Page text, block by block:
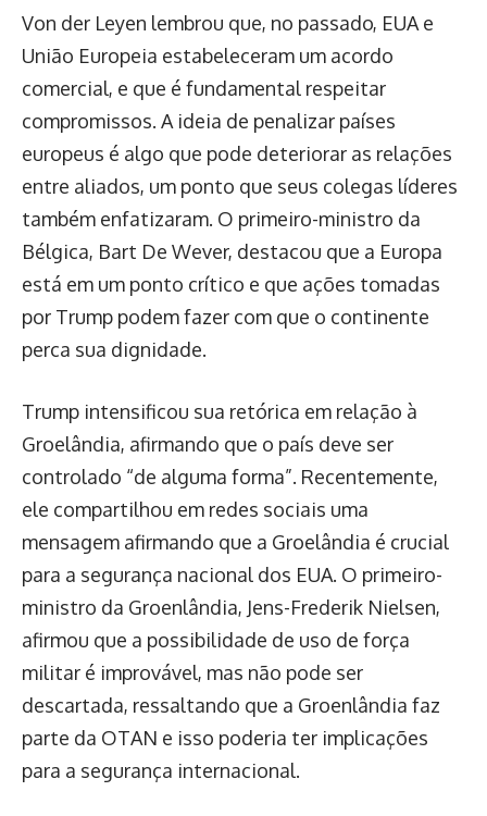
Von der Leyen lembrou que, no passado, EUA e
União Europeia estabeleceram um acordo
comercial, e que é fundamental respeitar
compromissos. A ideia de penalizar países
europeus é algo que pode deteriorar as relações
entre aliados, um ponto que seus colegas líderes
também enfatizaram. O primeiro-ministro da
Bélgica, Bart De Wever, destacou que a Europa
está em um ponto crítico e que ações tomadas
por Trump podem fazer com que o continente
perca sua dignidade.
Trump intensificou sua retórica em relação à
Groelândia, afirmando que o país deve ser
controlado “de alguma forma”. Recentemente,
ele compartilhou em redes sociais uma
mensagem afirmando que a Groelândia é crucial
para a segurança nacional dos EUA. O primeiro-
ministro da Groenlândia, Jens-Frederik Nielsen,
afirmou que a possibilidade de uso de força
militar é improvável, mas não pode ser
descartada, ressaltando que a Groenlândia faz
parte da OTAN e isso poderia ter implicações
para a segurança internacional.